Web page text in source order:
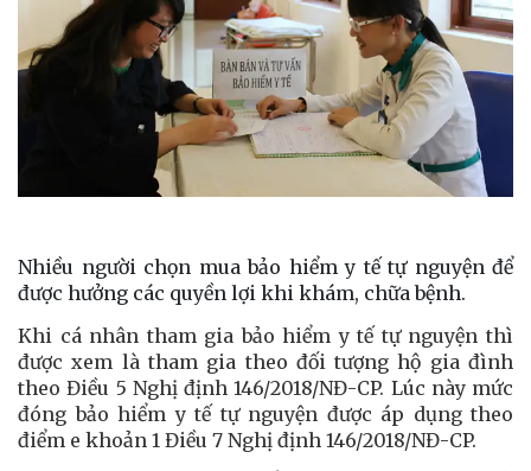
Nhiều người chọn mua bảo hiểm y tế tự nguyện để
được hưởng các quyền lợi khi khám, chữa bệnh.
Khi cá nhân tham gia bảo hiểm y tế tự nguyện thì
được xem là tham gia theo đối tượng hộ gia đình
theo Điều 5 Nghị định 146/2018/NĐ-CP. Lúc này mức
đóng bảo hiểm y tế tự nguyện được áp dụng theo
điểm e khoản 1 Điều 7 Nghị định 146/2018/NĐ-CP.